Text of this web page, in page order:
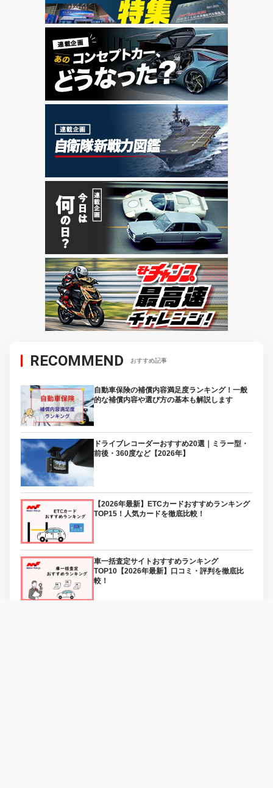
RECOMMEND おすすめ記事
自動車保険の補償内容満足度ランキング！一般
的な補償内容や選び方の基本も解説します
ドライブレコーダーおすすめ20選｜ミラー型・
前後・360度など【2026年】
【2026年最新】ETCカードおすすめランキング
TOP15！人気カードを徹底比較！
車一括査定サイトおすすめランキング
TOP10【2026年最新】口コミ・評判を徹底比
較！